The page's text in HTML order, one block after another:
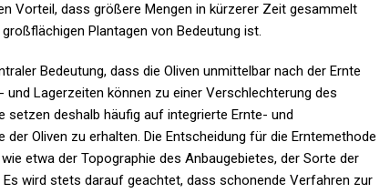
Vorteil, dass größere Mengen in kürzerer Zeit gesammelt
Plantagen von Bedeutung ist.
Bedeutung, dass die Oliven unmittelbar nach der Ernte
Lagerzeiten können zu einer Verschlechterung des
setzen deshalb häufig auf integrierte Ernte- und
Oliven zu erhalten. Die Entscheidung für die Erntemethode
etwa der Topographie des Anbaugebietes, der Sorte der
Es wird stets darauf geachtet, dass schonende Verfahren zur